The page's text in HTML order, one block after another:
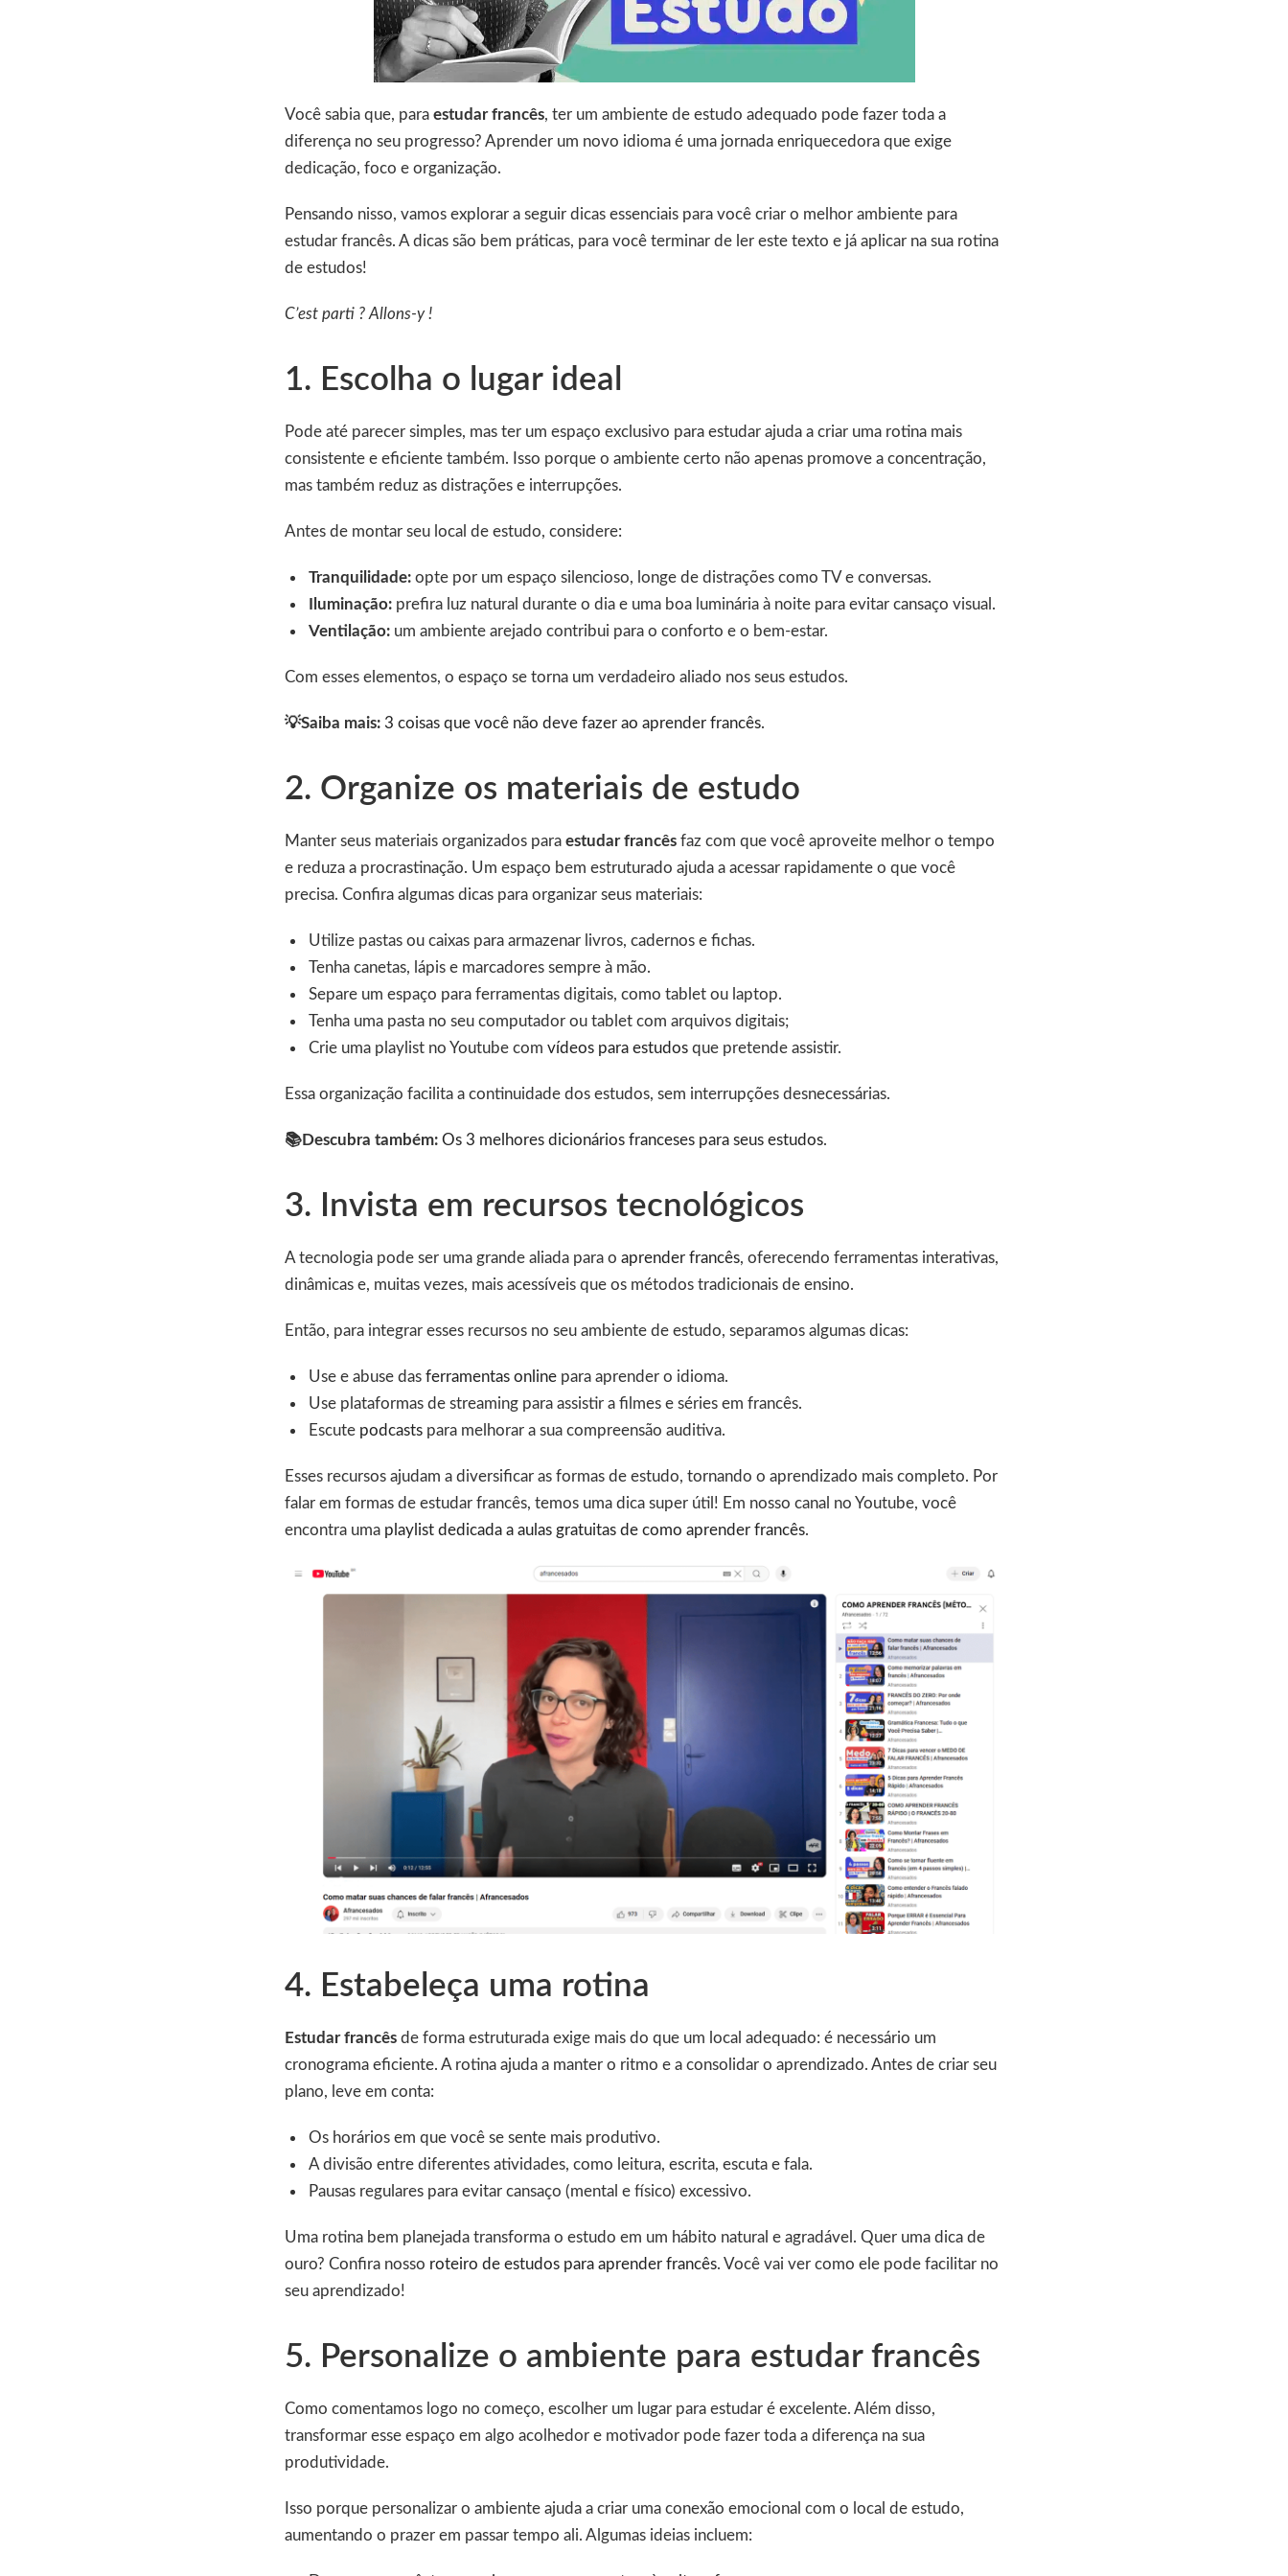
Você sabia que, para estudar francês, ter um ambiente de estudo adequado pode fazer toda a
diferença no seu progresso? Aprender um novo idioma é uma jornada enriquecedora que exige
dedicação, foco e organização.
Pensando nisso, vamos explorar a seguir dicas essenciais para você criar o melhor ambiente para
estudar francês. A dicas são bem práticas, para você terminar de ler este texto e já aplicar na sua rotina
de estudos!
C’est parti ? Allons-y !
1. Escolha o lugar ideal
Pode até parecer simples, mas ter um espaço exclusivo para estudar ajuda a criar uma rotina mais
consistente e eficiente também. Isso porque o ambiente certo não apenas promove a concentração,
mas também reduz as distrações e interrupções.
Antes de montar seu local de estudo, considere:
Tranquilidade: opte por um espaço silencioso, longe de distrações como TV e conversas.
Iluminação: prefira luz natural durante o dia e uma boa luminária à noite para evitar cansaço visual.
Ventilação: um ambiente arejado contribui para o conforto e o bem-estar.
Com esses elementos, o espaço se torna um verdadeiro aliado nos seus estudos.
💡Saiba mais: 3 coisas que você não deve fazer ao aprender francês.
2. Organize os materiais de estudo
Manter seus materiais organizados para estudar francês faz com que você aproveite melhor o tempo
e reduza a procrastinação. Um espaço bem estruturado ajuda a acessar rapidamente o que você
precisa. Confira algumas dicas para organizar seus materiais:
Utilize pastas ou caixas para armazenar livros, cadernos e fichas.
Tenha canetas, lápis e marcadores sempre à mão.
Separe um espaço para ferramentas digitais, como tablet ou laptop.
Tenha uma pasta no seu computador ou tablet com arquivos digitais;
Crie uma playlist no Youtube comvídeos para estudos que pretende assistir.
Essa organização facilita a continuidade dos estudos, sem interrupções desnecessárias.
📚Descubra também: Os 3 melhores dicionários franceses para seus estudos.
3. Invista em recursos tecnológicos
A tecnologia pode ser uma grande aliada para o aprender francês, oferecendo ferramentas interativas,
dinâmicas e, muitas vezes, mais acessíveis que os métodos tradicionais de ensino.
Então, para integrar esses recursos no seu ambiente de estudo, separamos algumas dicas:
Use e abuse dasferramentas online para aprender o idioma.
Use plataformas de streaming para assistir a filmes e séries em francês.
Escute podcasts para melhorar a sua compreensão auditiva.
Esses recursos ajudam a diversificar as formas de estudo, tornando o aprendizado mais completo. Por
falar em formas de estudar francês, temos uma dica super útil! Em nosso canal no Youtube, você
encontra uma playlist dedicada a aulas gratuitas de como aprender francês.
4. Estabeleça uma rotina
Estudar francês de forma estruturada exige mais do que um local adequado: é necessário um
cronograma eficiente. A rotina ajuda a manter o ritmo e a consolidar o aprendizado. Antes de criar seu
plano, leve em conta:
Os horários em que você se sente mais produtivo.
A divisão entre diferentes atividades, como leitura, escrita, escuta e fala.
Pausas regulares para evitar cansaço (mental e físico) excessivo.
Uma rotina bem planejada transforma o estudo em um hábito natural e agradável. Quer uma dica de
ouro? Confira nosso roteiro de estudos para aprender francês. Você vai ver como ele pode facilitar no
seu aprendizado!
5. Personalize o ambiente para estudar francês
Como comentamos logo no começo, escolher um lugar para estudar é excelente. Além disso,
transformar esse espaço em algo acolhedor e motivador pode fazer toda a diferença na sua
produtividade.
Isso porque personalizar o ambiente ajuda a criar uma conexão emocional com o local de estudo,
aumentando o prazer em passar tempo ali. Algumas ideias incluem: